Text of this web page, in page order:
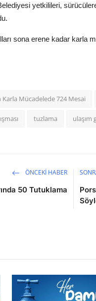
yetkilileri,
sona erene kadar karla
Mücadelede 724 Mesai
tuzlama ulaşım
ÖNCEKI HABER
50 Tutuklama